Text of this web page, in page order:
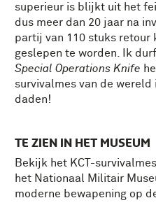
superieur is blijkt uit het
dus meer dan 20 jaar na
partij van 110 stuks retour
geslepen te worden. Ik
Special Operations Knife
survivalmes van de wereld
daden!
TE ZIEN IN HET MUSEUM
Bekijk het KCT-
het Nationaal Militair
moderne bewapening op